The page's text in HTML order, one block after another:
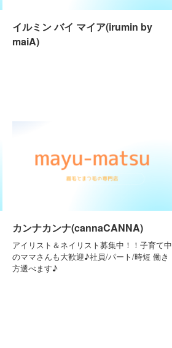
イルミン バイ マイア(irumin by
maiA)
カンナカンナ(cannaCANNA)
アイリスト＆ネイリスト募集中！！子育て中
のママさんも大歓迎♪社員/パート/時短 働き
方選べます♪